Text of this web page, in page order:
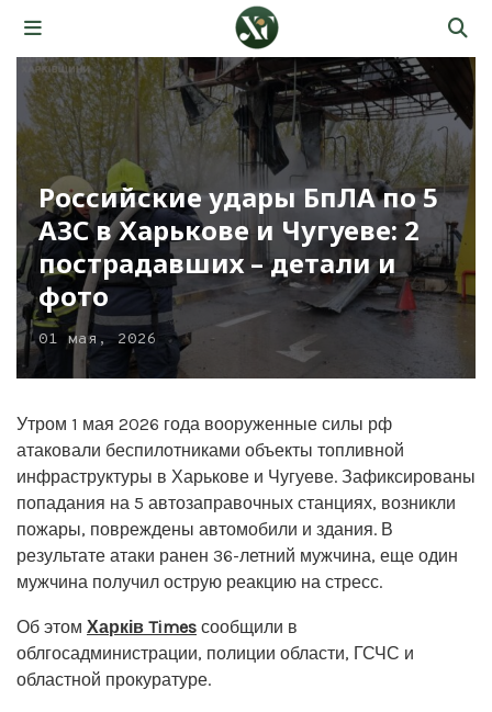
Российские удары БпЛА по 5
АЗС в Харькове и Чугуеве: 2
пострадавших – детали и
фото
01 мая, 2026
Утром 1 мая 2026 года вооруженные силы рф
атаковали беспилотниками объекты топливной
инфраструктуры в Харькове и Чугуеве. Зафиксированы
попадания на 5 автозаправочных станциях, возникли
пожары, повреждены автомобили и здания. В
результате атаки ранен 36-летний мужчина, еще один
мужчина получил острую реакцию на стресс.
Об этом Харків Times сообщили в
облгосадминистрации, полиции области, ГСЧС и
областной прокуратуре.